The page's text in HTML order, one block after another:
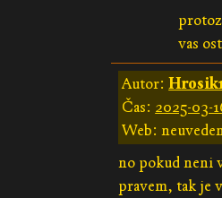
vas
Autor:
Čas: 2025-03-
Web:
no pokud neni
pravem, tak je